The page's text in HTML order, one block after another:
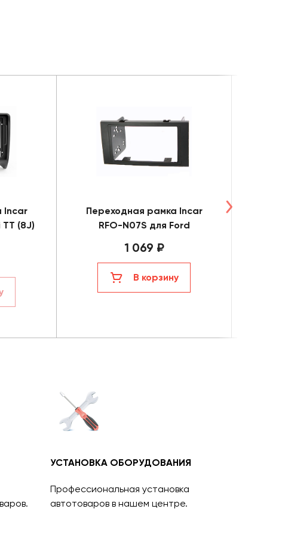
Incar
ТТ (8J)
Переходная рамка Incar
RFO-N07S для Ford
1 069 ₽
В корзину
УСТАНОВКА ОБОРУДОВАНИЯ
Профессиональная установка
автотоваров в нашем центре.